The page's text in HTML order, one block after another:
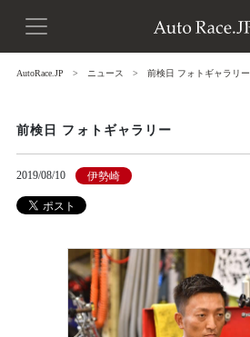
AutoRace.JP ニュース 前検日 フォトギャラリー
前検日 フォトギャラリー
2019/08/10 伊勢崎